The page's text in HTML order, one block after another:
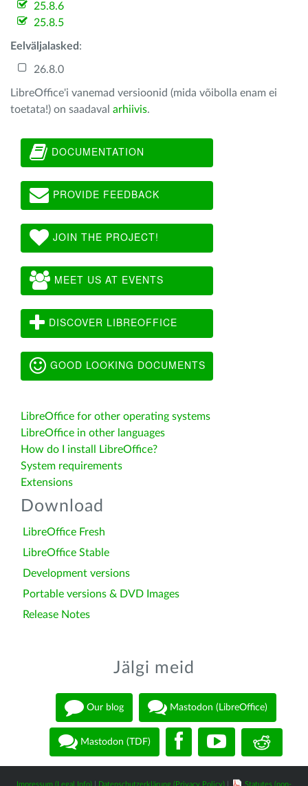
25.8.6
25.8.5
Eelväljalasked :
26.8.0
LibreOffice'i vanemad versioonid (mida võibolla enam ei
toetata!) on saadaval arhiivis.
DOCUMENTATION
PROVIDE FEEDBACK
JOIN THE PROJECT!
MEET US AT EVENTS
DISCOVER LIBREOFFICE
GOOD LOOKING DOCUMENTS
LibreOffice for other operating systems
LibreOffice in other languages
How do I install LibreOffice?
System requirements
Extensions
Download
LibreOffice Fresh
LibreOffice Stable
Development versions
Portable versions & DVD Images
Release Notes
Jälgi meid
Our blog Mastodon (LibreOffice)
Mastodon (TDF)
Impressum (Legal Info) Datenschutzerklärung (Privacy Policy) Statutes (non-